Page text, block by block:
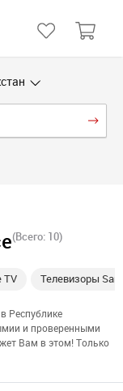
(Всего: 10)
TV Телевизоры
Республике
и проверенными
Вам в этом! Только